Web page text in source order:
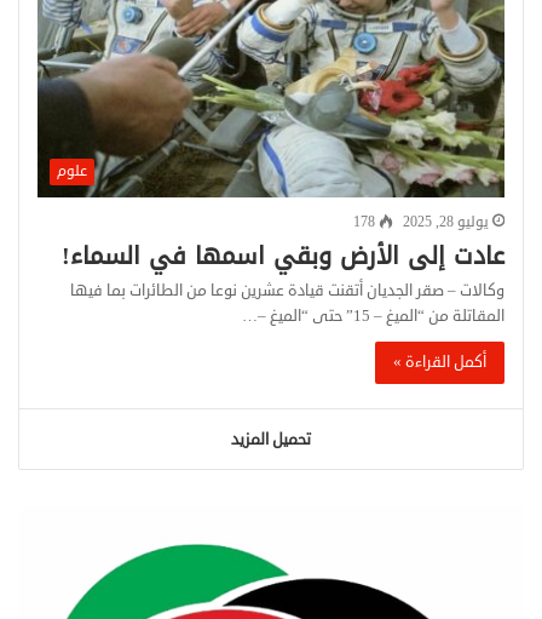
علوم
يوليو 28, 2025 178
عادت إلى الأرض وبقي اسمها في السماء!
وكالات – صقر الجديان أتقنت قيادة عشرين نوعا من الطائرات بما فيها
المقاتلة من “الميغ – 15” حتى “الميغ –…
أكمل القراءة »
تحميل المزيد